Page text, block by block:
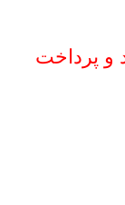
و پرداخت